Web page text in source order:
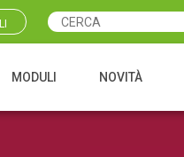
MODULI NOVITÀ